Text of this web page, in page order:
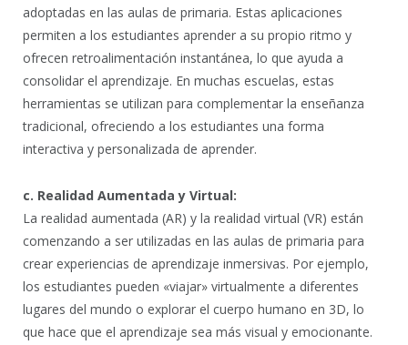
adoptadas en las aulas de primaria. Estas aplicaciones
permiten a los estudiantes aprender a su propio ritmo y
ofrecen retroalimentación instantánea, lo que ayuda a
consolidar el aprendizaje. En muchas escuelas, estas
herramientas se utilizan para complementar la enseñanza
tradicional, ofreciendo a los estudiantes una forma
interactiva y personalizada de aprender.
c. Realidad Aumentada y Virtual:
La realidad aumentada (AR) y la realidad virtual (VR) están
comenzando a ser utilizadas en las aulas de primaria para
crear experiencias de aprendizaje inmersivas. Por ejemplo,
los estudiantes pueden «viajar» virtualmente a diferentes
lugares del mundo o explorar el cuerpo humano en 3D, lo
que hace que el aprendizaje sea más visual y emocionante.